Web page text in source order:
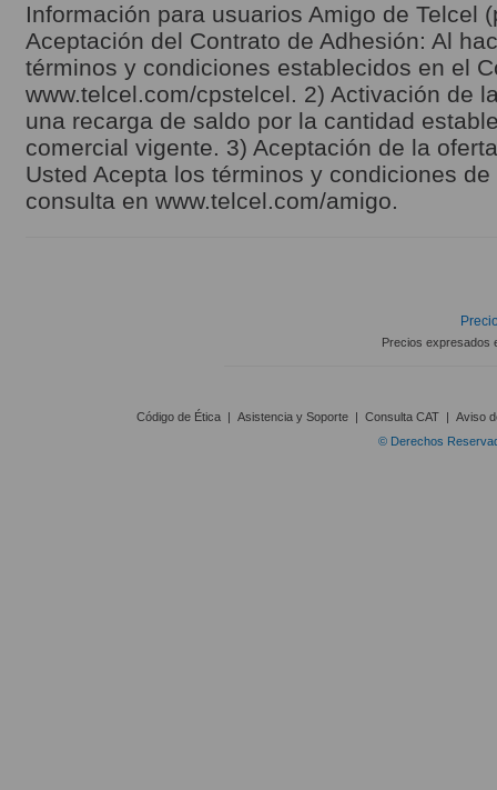
Información para usuarios Amigo de Telcel
Aceptación del Contrato de Adhesión: Al
términos y condiciones establecidos en el
www.telcel.com/cpstelcel. 2) Activación de
una recarga de saldo por la cantidad
comercial vigente. 3) Aceptación de la
Usted Acepta los términos y condiciones
consulta en www.telcel.com/amigo.
Precios expresados
Código de Ética | Asistencia y Soporte | Consulta CAT | Aviso
© Derechos